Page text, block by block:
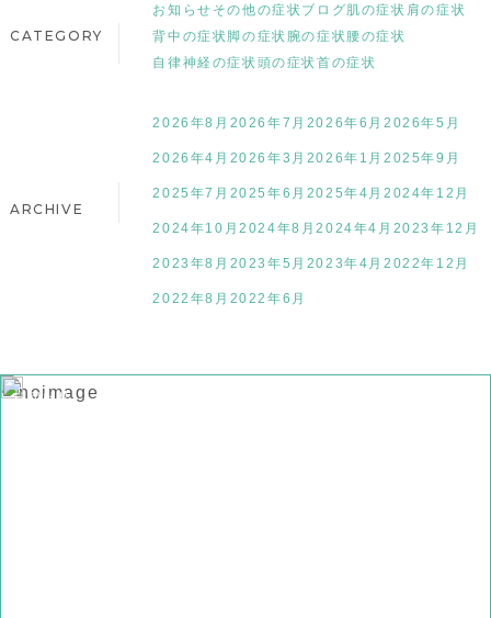
CATEGORY
お知らせ その他の症状ブログ肌の症状 肩の症状
背中の症状脚の症状 腕の症状腰の症状
自律神経の症状頭の症状首の症状
ARCHIVE
2026年8月 2026年7月 2026年6月2026年5月
2026年4月 2026年3月 2026年1月2025年9月
2025年7月 2025年6月 2025年4月2024年12月
2024年10月2024年8月2024年4月 2023年12月
2023年8月 2023年5月 2023年4月2022年12月
2022年8月 2022年6月
お知らせ